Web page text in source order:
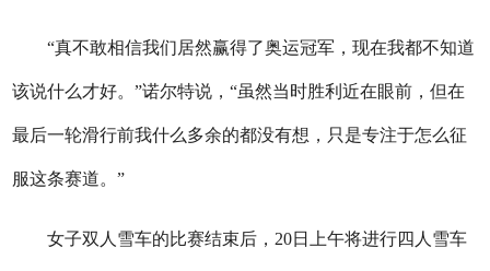
“真不敢相信我们居然赢得了奥运冠军，现在我都不知道
该说什么才好。”诺尔特说，“虽然当时胜利近在眼前，但在
最后一轮滑行前我什么多余的都没有想，只是专注于怎么征
服这条赛道。”
女子双人雪车的比赛结束后，20日上午将进行四人雪车